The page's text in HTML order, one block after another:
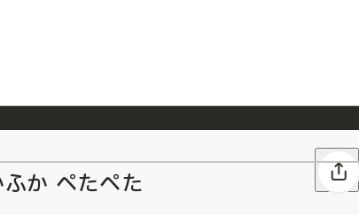
『ONE PIECE magazine 021 ONE PIECEカード付き同梱版』発売延期のご案内
か ぺたぺた